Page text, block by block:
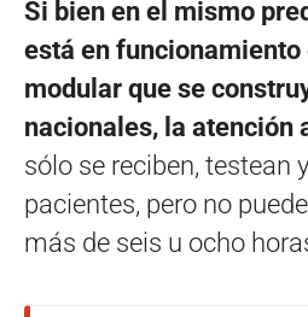
Si bien en el mismo
está en funcionamiento
modular que se
nacionales, la atención
sólo se reciben, testean
pacientes, pero no
más de seis u ocho